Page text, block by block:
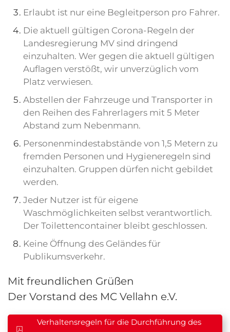
Erlaubt ist nur eine Begleitperson pro Fahrer.
Die aktuell gültigen Corona-Regeln der
Landesregierung MV sind dringend
einzuhalten. Wer gegen die aktuell gültigen
Auflagen verstößt, wir unverzüglich vom
Platz verwiesen.
Abstellen der Fahrzeuge und Transporter in
den Reihen des Fahrerlagers mit 5 Meter
Abstand zum Nebenmann.
Personenmindestabstände von 1,5 Metern zu
fremden Personen und Hygieneregeln sind
einzuhalten. Gruppen dürfen nicht gebildet
werden.
Jeder Nutzer ist für eigene
Waschmöglichkeiten selbst verantwortlich.
Der Toilettencontainer bleibt geschlossen.
Keine Öffnung des Geländes für
Publikumsverkehr.
Mit freundlichen Grüßen
Der Vorstand des MC Vellahn e.V.
Verhaltensregeln für die Durchführung des